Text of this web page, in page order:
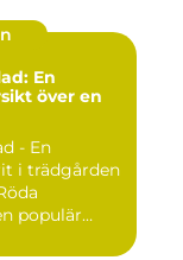
En
över en
- En
i trädgården
populär